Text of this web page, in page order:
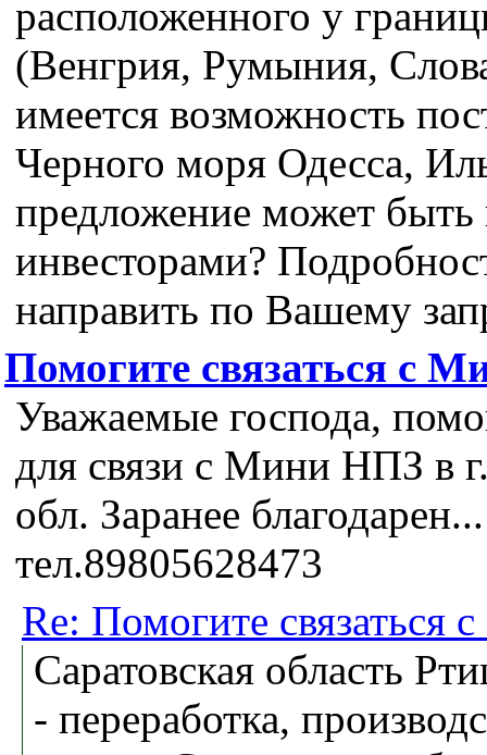
расположенного у
(Венгрия, Румыния,
имеется возможность
Черного моря Одесса,
предложение может быть
инвесторами?
направить по Вашему
Помогите связаться с
Уважаемые господа,
для связи с Мини НПЗ в
обл. Заранее благодарен...
тел.89805628473
Re: Помогите
Саратовская область
- переработка,